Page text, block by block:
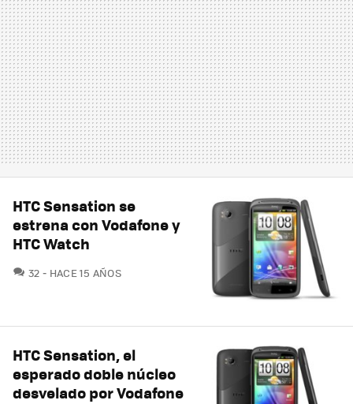
HTC Sensation se
estrena con Vodafone y
HTC Watch
32 COMENTARIOS
HACE 15 AÑOS
HTC Sensation, el
esperado doble núcleo
desvelado por Vodafone